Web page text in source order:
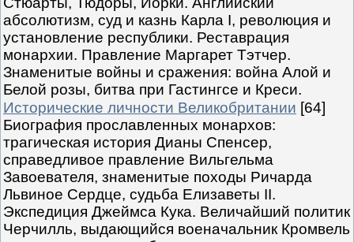
абсолютизм, суд и казнь Карла I, революция и
установление республики. Реставрация
монархии. Правление Маргарет Тэтчер.
Знаменитые войны и сражения: война Алой и
Белой розы, битва при Гастингсе и Креси.
Исторические личности Великобритании [64]
Биография прославленных монархов:
трагическая история Дианы Спенсер,
справедливое правление Вильгельма
Завоевателя, знаменитые походы Ричарда
Львиное Сердце, судьба Елизаветы II.
Экспедиция Джеймса Кука. Величайший политик
Черчилль, выдающийся военачальник Кромвель